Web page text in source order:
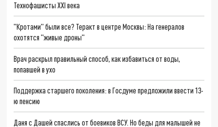
Технофашисты XXI века
"Кротами" были все? Теракт в центре Москвы: На генералов
охотятся "живые дроны"
Врач раскрыл правильный способ, как избавиться от воды,
попавшей в ухо
Поддержка старшего поколения: в Госдуме предложили ввести 13-
ю пенсию
Даня с Дашей спаслись от боевиков ВСУ. Но беды для малышей не